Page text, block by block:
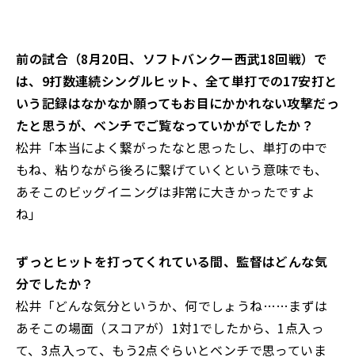
――前の試合（8月20日、ソフトバンクー西武18回戦）で
は、9打数連続シングルヒット、全て単打での17安打と
いう記録はなかなか願ってもお目にかかれない攻撃だっ
たと思うが、ベンチでご覧なっていかがでしたか？
松井「本当によく繋がったなと思ったし、単打の中で
もね、粘りながら後ろに繋げていくという意味でも、
あそこのビッグイニングは非常に大きかったですよ
ね」
――ずっとヒットを打ってくれている間、監督はどんな気
分でしたか？
松井「どんな気分というか、何でしょうね……まずは
あそこの場面（スコアが）1対1でしたから、1点入っ
て、3点入って、もう2点ぐらいとベンチで思っていま